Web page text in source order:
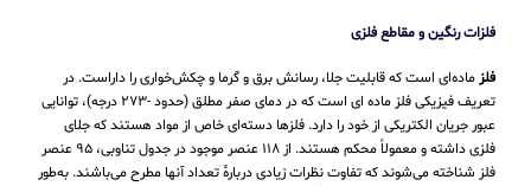
فلزات رنگین و مقاطع فلزی
فلز ماده‌ای است که قابلیت جلا، رسانش برق و گرما و چکش‌خواری را داراست. در
تعریف فیزیکی فلز ماده ای است که در دمای صفر مطلق (حدود -۲۷۳ درجه)، توانایی
عبور جریان الکتریکی از خود را دارد. فلزها دسته‌ای خاص از مواد هستند که جلای
فلزی داشته و معمولاً محکم هستند. از ۱۱۸ عنصر موجود در جدول تناوبی، ۹۵ عنصر
فلز شناخته می‌شوند که تفاوت نظرات زیادی دربارهٔ تعداد آنها مطرح می‌باشند. به‌طور